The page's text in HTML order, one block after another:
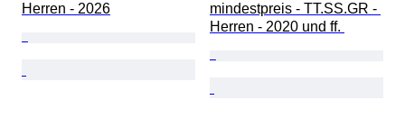
Herren - 2026
mindestpreis - TT.SS.GR -
Herren - 2020 und ff.